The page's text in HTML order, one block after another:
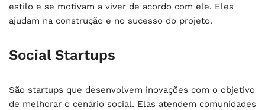
estilo e se motivam a viver de acordo com ele. Eles
ajudam na construção e no sucesso do projeto.
Social Startups
São startups que desenvolvem inovações com o objetivo
de melhorar o cenário social. Elas atendem comunidades